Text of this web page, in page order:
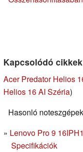
Kapcsolódó cikkek
Acer Predator Helios
Helios 16 AI Széria)
Hasonló noteszgépek
Lenovo Pro 9
Specifikációk